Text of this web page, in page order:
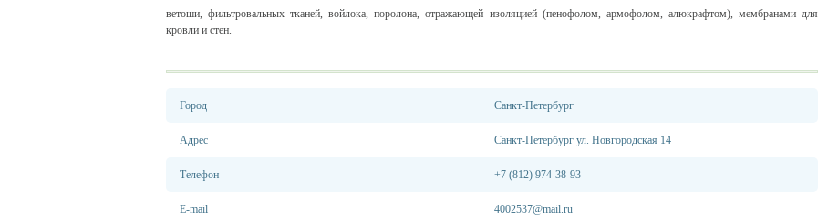
ветоши, фильтровальных тканей, войлока, поролона, отражающей изоляцией (пенофолом, армофолом, алюкрафтом), мембранами для
кровли и стен.
Город Санкт-Петербург
Адрес Санкт-Петербург ул. Новгородская 14
Телефон +7 (812) 974-38-93
E-mail 4002537@mail.ru